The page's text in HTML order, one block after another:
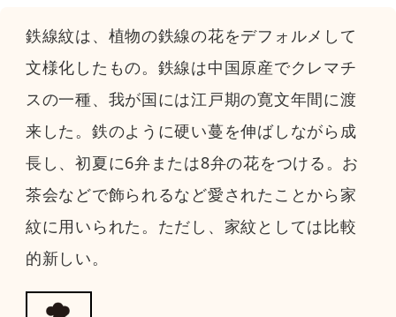
鉄線紋は、植物の鉄線の花をデフォルメして
文様化したもの。鉄線は中国原産でクレマチ
スの一種、我が国には江戸期の寛文年間に渡
来した。鉄のように硬い蔓を伸ばしながら成
長し、初夏に6弁または8弁の花をつける。お
茶会などで飾られるなど愛されたことから家
紋に用いられた。ただし、家紋としては比較
的新しい。